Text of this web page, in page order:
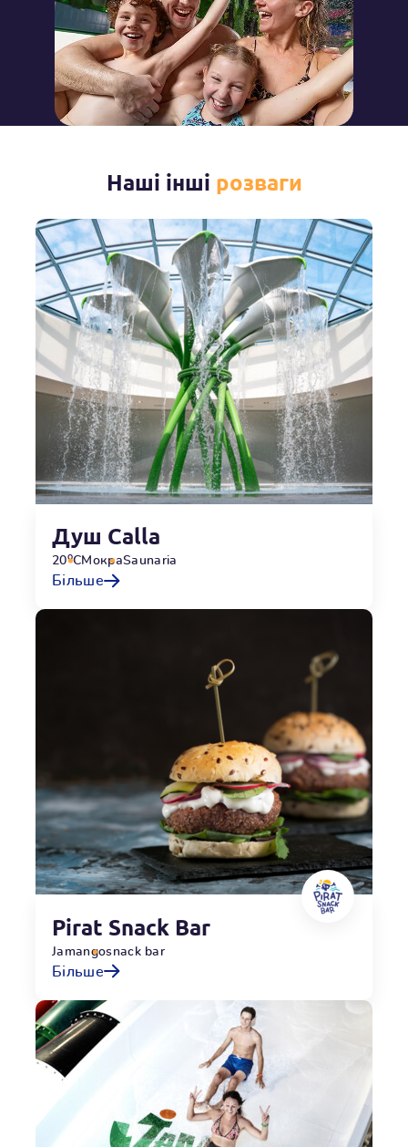
Басейн "Bubbling"
Басейн з теплою водою і приємними бульбашками -
місце дитячої мрії для водних розваг!
Місцезнаходження
Всередині
Гідромасаж
Так
Температура
32oC
Умови користування
Наші інші розваги
Душ Calla
20oCМокраSaunaria
Більше
Pirat Snack Bar
Jamangosnack bar
Більше